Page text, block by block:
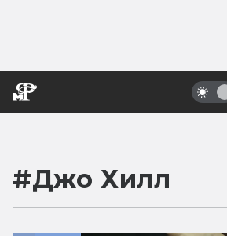
#Джо Хилл